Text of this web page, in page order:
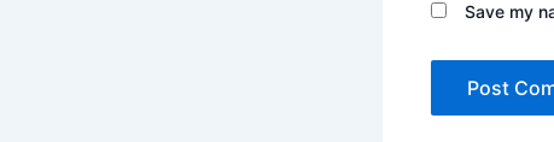
Save my